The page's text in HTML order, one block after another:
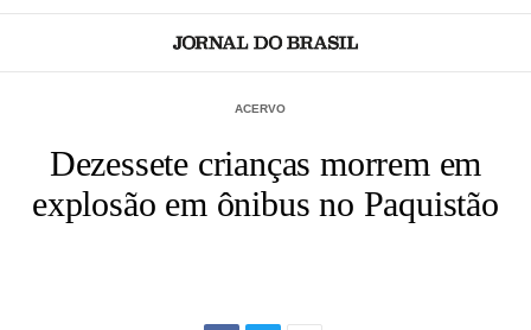
ACERVO
Dezessete crianças morrem em
explosão em ônibus no Paquistão